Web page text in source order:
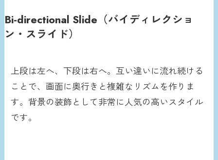
Bi-directional Slide（バイディレクショ
ン・スライド）
上段は左へ、下段は右へ。互い違いに流れ続ける
ことで、画面に奥行きと複雑なリズムを作りま
す。背景の装飾として非常に人気の高いスタイル
です。